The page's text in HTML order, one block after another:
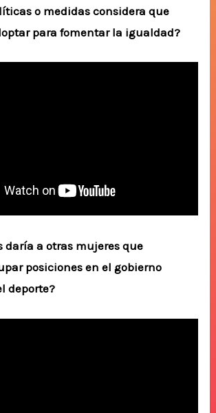
o medidas considera que
para fomentar la igualdad?
daría a otras mujeres que
posiciones en el gobierno
deporte?